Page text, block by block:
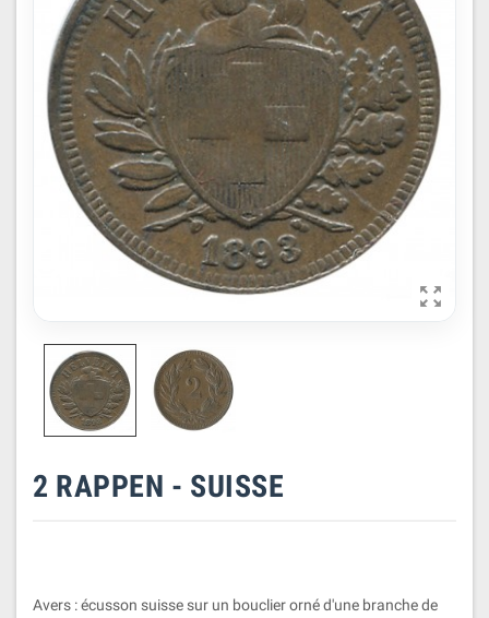

2 RAPPEN - SUISSE
Avers : écusson suisse sur un bouclier orné d'une branche de